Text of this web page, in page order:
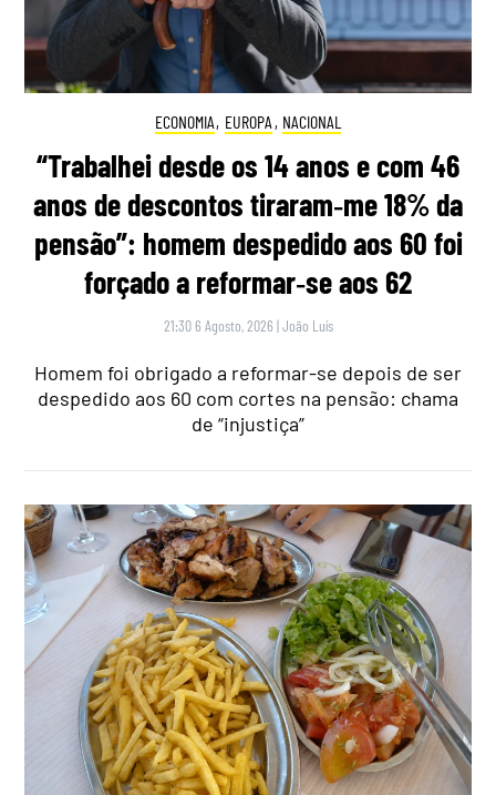
ECONOMIA, EUROPA , NACIONAL
“Trabalhei desde os 14 anos e com 46
anos de descontos tiraram‑me 18% da
pensão”: homem despedido aos 60 foi
forçado a reformar‑se aos 62
21:30 6 Agosto, 2026 |João Luís
Homem foi obrigado a reformar-se depois de ser
despedido aos 60 com cortes na pensão: chama
de “injustiça”